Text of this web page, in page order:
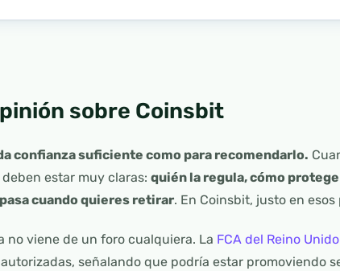
sobre Coinsbit
confianza suficiente como para recomendarlo.
estar muy claras: quién la regula, cómo
cuando quieres retirar. En Coinsbit, justo en
no viene de un foro cualquiera. La FCA del Reino
señalando que podría estar promoviendo